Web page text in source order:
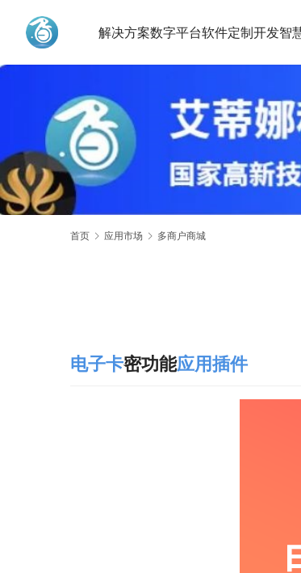
解决方案数字平台软件定制开发智
首页 应用市场 多商户商城
电子卡密功能应用插件